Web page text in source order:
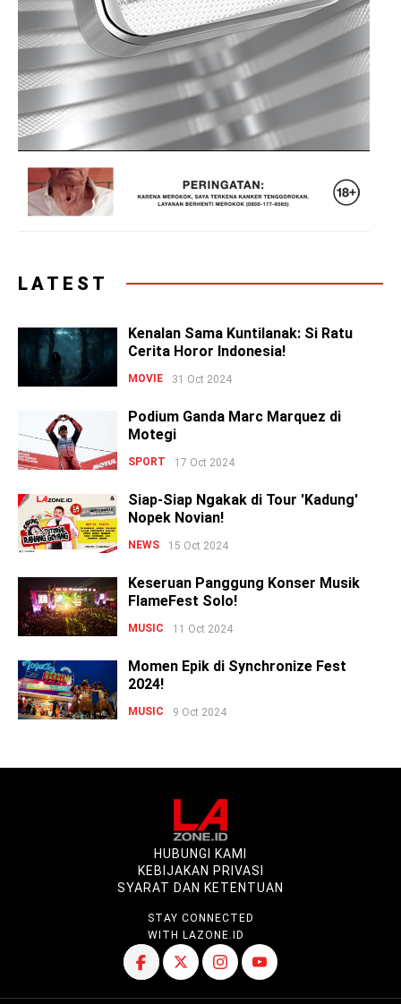
LATEST
Kenalan Sama Kuntilanak: Si Ratu
Cerita Horor Indonesia!
MOVIE 31 Oct 2024
Podium Ganda Marc Marquez di
Motegi
SPORT 17 Oct 2024
Siap-Siap Ngakak di Tour 'Kadung'
Nopek Novian!
NEWS 15 Oct 2024
Keseruan Panggung Konser Musik
FlameFest Solo!
MUSIC 11 Oct 2024
Momen Epik di Synchronize Fest
2024!
MUSIC 9 Oct 2024
HUBUNGI KAMI
KEBIJAKAN PRIVASI
SYARAT DAN KETENTUAN
STAY CONNECTED
WITH LAZONE.ID